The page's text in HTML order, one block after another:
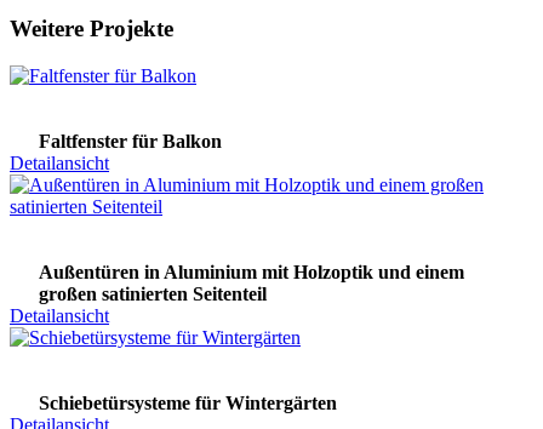
Weitere Projekte
Faltfenster für Balkon
Detailansicht
Außentüren in Aluminium mit Holzoptik und einem
großen satinierten Seitenteil
Detailansicht
Schiebetürsysteme für Wintergärten
Detailansicht